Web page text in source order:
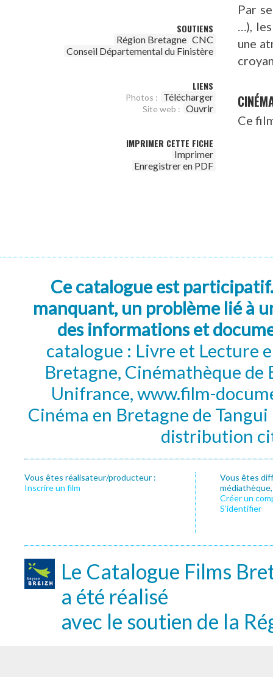
SOUTIENS
Région Bretagne CNC
Conseil Départemental du Finistère
LIENS
Photos : Télécharger
Site web : Ouvrir
IMPRIMER CETTE FICHE
Imprimer
Enregistrer en PDF
Par
…),
une
Ce
Ce catalogue est
manquant, un problème lié à
des informations et
catalogue : Livre et Lecture
Bretagne, Cinémathèque de
Unifrance, www.film-
Cinéma en Bretagne de
distribution
Vous êtes réalisateur/producteur :
Inscrire un film
Vous êtes
Créer un
S’identifier
Le Catalogue Films
a été réalisé
avec le soutien de la